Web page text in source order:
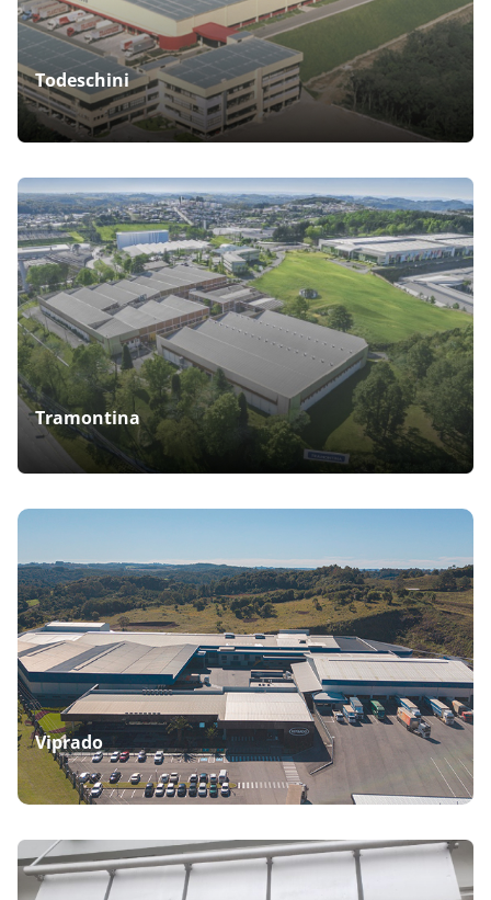
Todeschini
Tramontina
Viprado